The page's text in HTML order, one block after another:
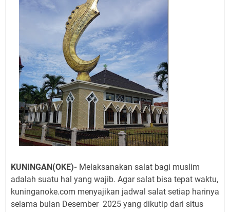
di Sini!
Embun Pagi Rabu 5 Agustus 2026: Tidak Perlu Iri, Kita
Punya Takdir Masing-masing, Hidup yang Terlihat
Mewah, Belum Tentu Indah
Merdeka dari Hawa Nafsu: Korupsi, Judi, dan Maksiat
Agenda Kegiatan Bupati Kuningan Kamis 6 Agustus
2026 Ada Tiga Acara
KUNINGAN(OKE)- Melaksanakan salat bagi muslim
adalah suatu hal yang wajib. Agar salat bisa tepat waktu,
kuninganoke.com menyajikan jadwal salat setiap harinya
selama bulan Desember 2025 yang dikutip dari situs